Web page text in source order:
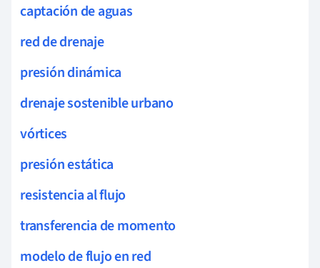
captación de aguas
red de drenaje
presión dinámica
drenaje sostenible urbano
vórtices
presión estática
resistencia al flujo
transferencia de momento
modelo de flujo en red